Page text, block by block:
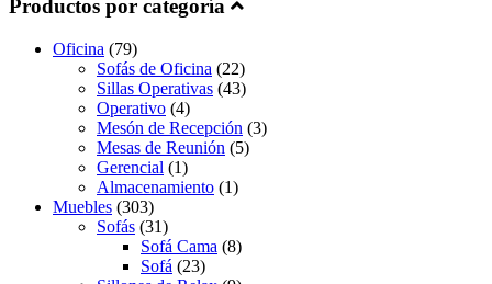
Productos por categoría
Oficina (79)
Sofás de Oficina (22)
Sillas Operativas (43)
Operativo (4)
Mesón de Recepción (3)
Mesas de Reunión (5)
Gerencial (1)
Almacenamiento (1)
Muebles (303)
Sofás (31)
Sofá Cama (8)
Sofá (23)